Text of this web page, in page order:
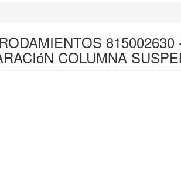
COLUMNA